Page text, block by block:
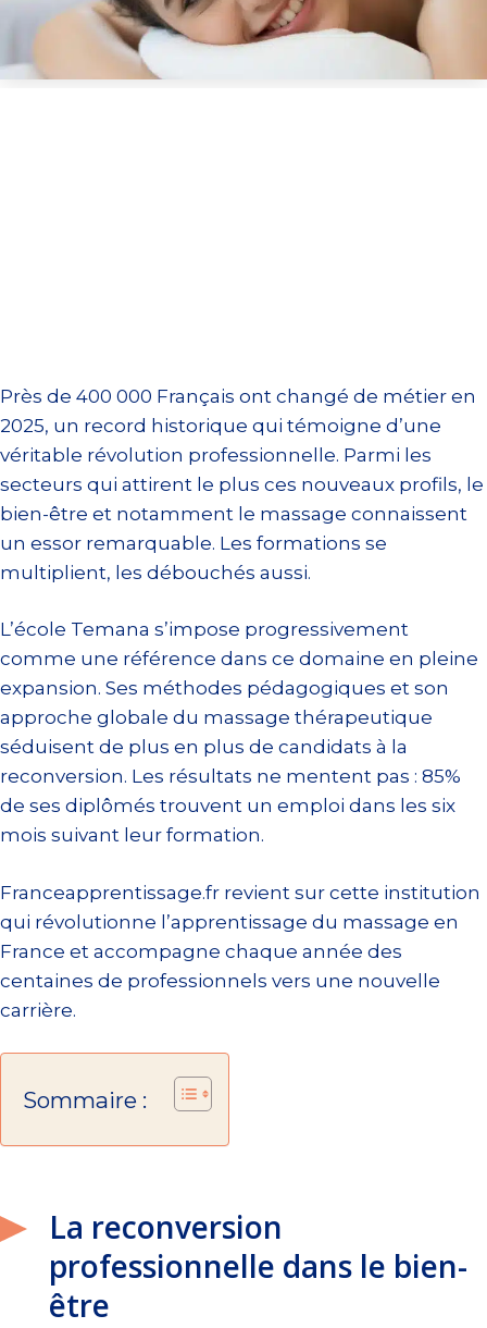
Près de 400 000 Français ont changé de métier en
2025, un record historique qui témoigne d’une
véritable révolution professionnelle. Parmi les
secteurs qui attirent le plus ces nouveaux profils, le
bien-être et notamment le massage connaissent
un essor remarquable. Les formations se
multiplient, les débouchés aussi.
L’école Temana s’impose progressivement
comme une référence dans ce domaine en pleine
expansion. Ses méthodes pédagogiques et son
approche globale du massage thérapeutique
séduisent de plus en plus de candidats à la
reconversion. Les résultats ne mentent pas : 85%
de ses diplômés trouvent un emploi dans les six
mois suivant leur formation.
Franceapprentissage.fr revient sur cette institution
qui révolutionne l’apprentissage du massage en
France et accompagne chaque année des
centaines de professionnels vers une nouvelle
carrière.
Sommaire :
La reconversion
professionnelle dans le bien-
être